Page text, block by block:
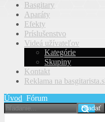
Basgitary
Aparáty
Efekty
Príslušenstvo
Videá užívateľov
Kategórie
Skupiny
Kontakt
Reklama na
Úvod Fórum